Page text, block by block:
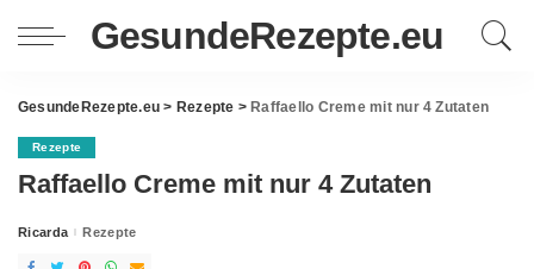
GesundeRezepte.eu
GesundeRezepte.eu > Rezepte > Raffaello Creme mit nur 4 Zutaten
Rezepte
Raffaello Creme mit nur 4 Zutaten
Posted
Ricarda Rezepte